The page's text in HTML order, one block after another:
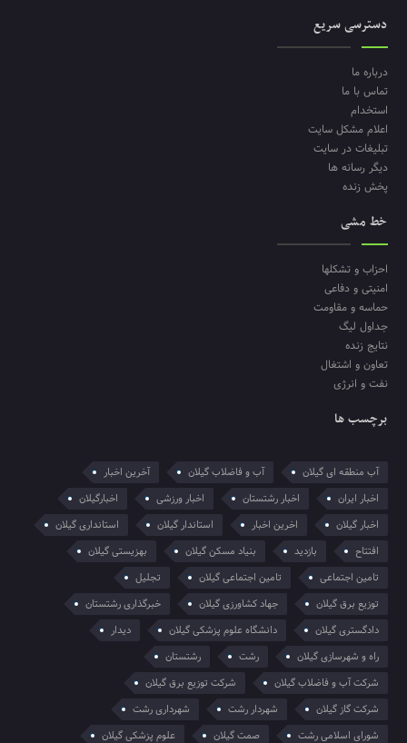
دسترسی سریع
درباره ما
تماس با ما
استخدام
اعلام مشکل سایت
تبلیغات در سایت
دیگر رسانه ها
پخش زنده
خط مشی
احزاب و تشکلها
امنیتی و دفاعی
حماسه و مقاومت
جداول لیگ
نتایج زنده
تعاون و اشتغال
نفت و انرژی
برچسب ها
آب منطقه ای گیلان آب و فاضلاب گیلان
آخرین اخبار
اخبار ایران
اخبار رشتستان اخبار ورزشی
اخبارگیلان
اخبار گیلان
اخرین اخبار استاندار گیلان
استانداری گیلان
افتتاح
بازدید بنیاد مسکن گیلان
بهزیستی گیلان
تامین اجتماعی
تامین اجتماعی گیلان
تجلیل
توزیع برق گیلان
جهاد کشاورزی گیلان
خبرگذاری رشتستان
دادگستری گیلان
دانشگاه علوم پزشکی گیلان
دیدار
راه و شهرسازی گیلان
رشت
رشتستان
شرکت آب و فاضلاب گیلان
شرکت توزیع برق گیلان
شرکت گاز گیلان
شهردار رشت
شهرداری رشت
شورای اسلامی رشت
صمت گیلان علوم پزشکی گیلان